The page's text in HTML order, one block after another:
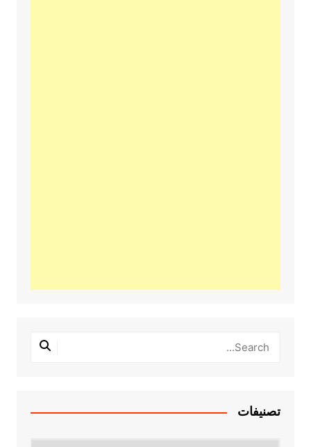
تصنيفات